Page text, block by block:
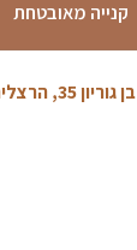
קנייה מאובטחת
בן גוריון 35, הרצליה